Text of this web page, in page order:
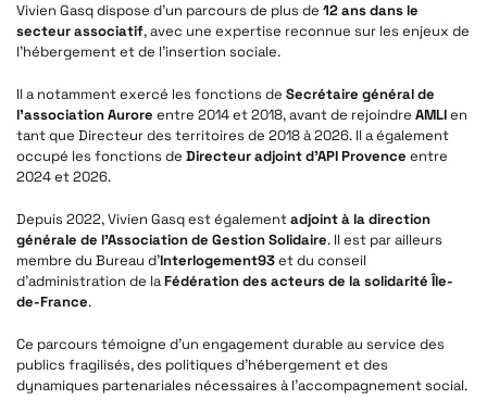
Vivien Gasq dispose d’un parcours de plus de 12 ans dans le
secteur associatif, avec une expertise reconnue sur les enjeux de
l’hébergement et de l’insertion sociale.
Il a notamment exercé les fonctions de Secrétaire général de
l’association Aurore entre 2014 et 2018, avant de rejoindre AMLIen
tant que Directeur des territoires de 2018 à 2026. Il a également
occupé les fonctions de Directeur adjoint d’API Provence entre
2024 et 2026.
Depuis 2022, Vivien Gasq est égalementadjoint à la direction
générale de l’Association de Gestion Solidaire. Il est par ailleurs
membre du Bureau d’Interlogement93et du conseil
d’administration de laFédération des acteurs de la solidarité Île-
de-France.
Ce parcours témoigne d’un engagement durable au service des
publics fragilisés, des politiques d’hébergement et des
dynamiques partenariales nécessaires à l’accompagnement social.